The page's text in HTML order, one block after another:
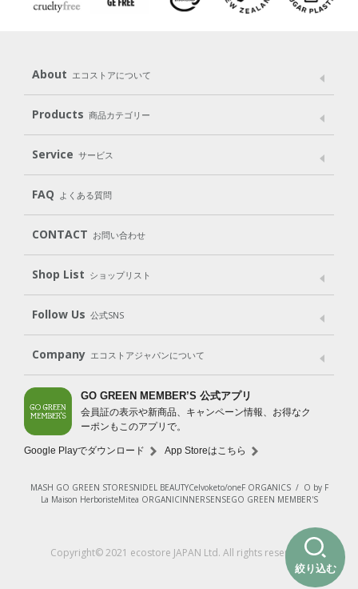
絞り込む
About エコストアについて
メッセージ ブランドストーリー
パッケージへのこだわり
動物実験をしない
Products 商品カテゴリー
Laundry
Cleaning Baby Kids
Body（ボディ） Hair（ヘア） Oral care（オーラルケア）
Goods （グッズ）
Gift set
Service サービス
User Guide
Subscription（定期便）
FAQ よくある質問
CONTACT お問い合わせ
Shop List ショップリスト
Shop List
Follow Us 公式SNS
LINE＠ Instagram Facebook
Company エコストアジャパンについて
会社案内 ご利用規約
プライバシーポリシー
特定商取引法に基づく表示
免責事項
法人会員サービス
New Zealand Site
GO GREEN MEMBER’S 公式アプリ
会員証の表示や新商品、キャンペーン情報、お得なク
ーポンもこのアプリで。
Google Playでダウンロード App Storeはこちら
MASH GO GREEN STORESNIDEL BEAUTYCelvoketo/oneF ORGANICS/ O by F
La Maison HerboristeMitea ORGANICINNERSENSEGO GREEN MEMBER'S
Copyright© 2021 ecostore JAPAN Ltd. All rights reserved.